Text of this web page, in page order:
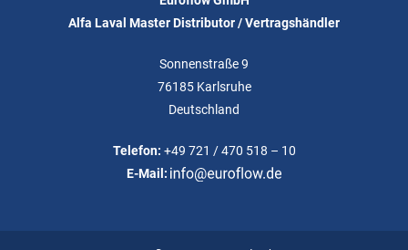
Alfa Laval Master Distributor / Vertragshändler
Sonnenstraße 9
76185 Karlsruhe
Deutschland
Telefon: +49 721 / 470 518 – 10
E-Mail: